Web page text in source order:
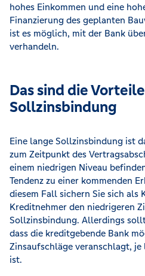
hohes Einkommen und eine
Finanzierung des geplanten
ist es möglich, mit der Bank
verhandeln.
Das sind die
Sollzinsbindung
Eine lange Sollzinsbindung ist
zum Zeitpunkt des
einem niedrigen Niveau
Tendenz zu einer kommenden
diesem Fall sichern Sie sich als
Kreditnehmer den niedrigeren
Sollzinsbindung. Allerdings
dass die kreditgebende Bank
Zinsaufschläge veranschlagt,
ist.